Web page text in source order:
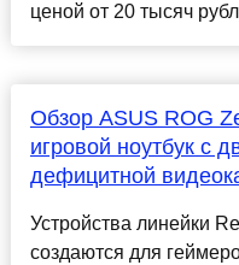
ценой от 20 тысяч
Обзор ASUS ROG
игровой ноутбук с
дефицитной
Устройства линейки
создаются для